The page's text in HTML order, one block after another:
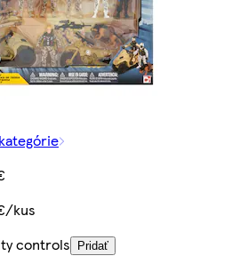
kus
controls
Pridať